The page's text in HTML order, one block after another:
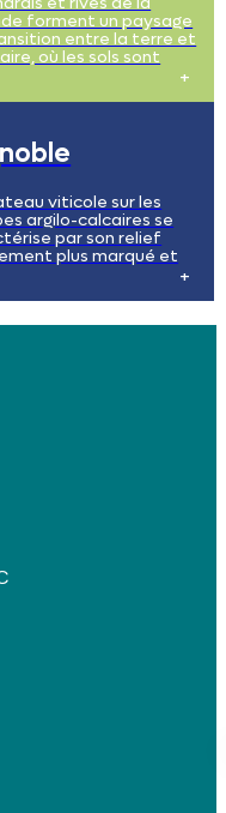
forment un paysage
entre la terre et
où les sols sont
nombreuses espèces
et végétales.
viticole sur les
argilo-calcaires se
par son relief
plus marqué et
riches en argile et en
à perte de vue,